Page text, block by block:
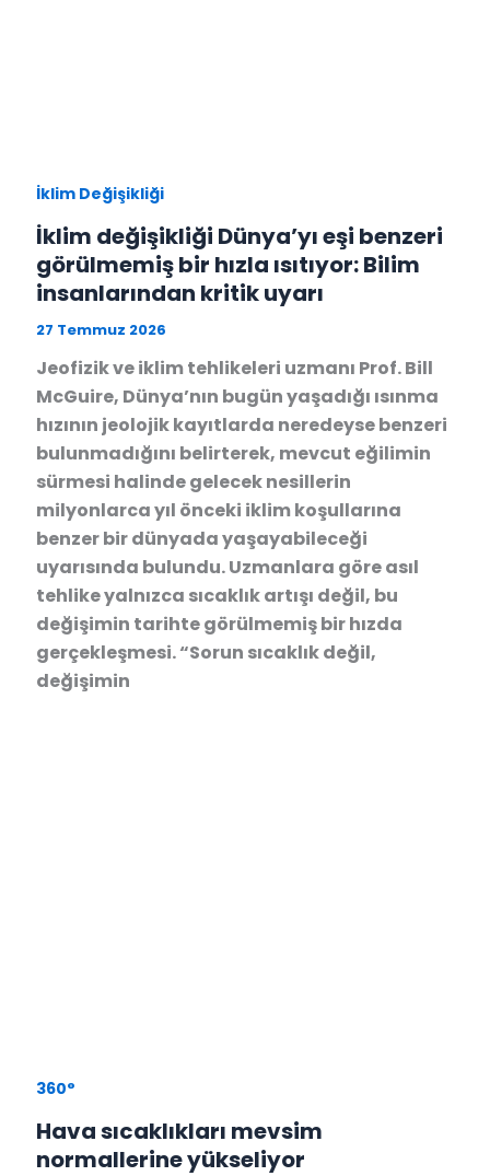
İklim Değişikliği
İklim değişikliği Dünya’yı eşi benzeri
görülmemiş bir hızla ısıtıyor: Bilim
insanlarından kritik uyarı
27 Temmuz 2026
Jeofizik ve iklim tehlikeleri uzmanı Prof. Bill
McGuire, Dünya’nın bugün yaşadığı ısınma
hızının jeolojik kayıtlarda neredeyse benzeri
bulunmadığını belirterek, mevcut eğilimin
sürmesi halinde gelecek nesillerin
milyonlarca yıl önceki iklim koşullarına
benzer bir dünyada yaşayabileceği
uyarısında bulundu. Uzmanlara göre asıl
tehlike yalnızca sıcaklık artışı değil, bu
değişimin tarihte görülmemiş bir hızda
gerçekleşmesi. “Sorun sıcaklık değil,
değişimin
360°
Hava sıcaklıkları mevsim
normallerine yükseliyor